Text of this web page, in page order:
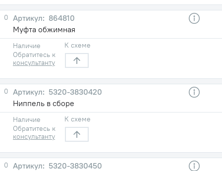
0
864810
Муфта обжимная
Наличие
Обратитесь к
консультанту
К схеме
0
5320-3830420
Ниппель в сборе
Наличие
Обратитесь к
консультанту
К схеме
0
5320-3830450